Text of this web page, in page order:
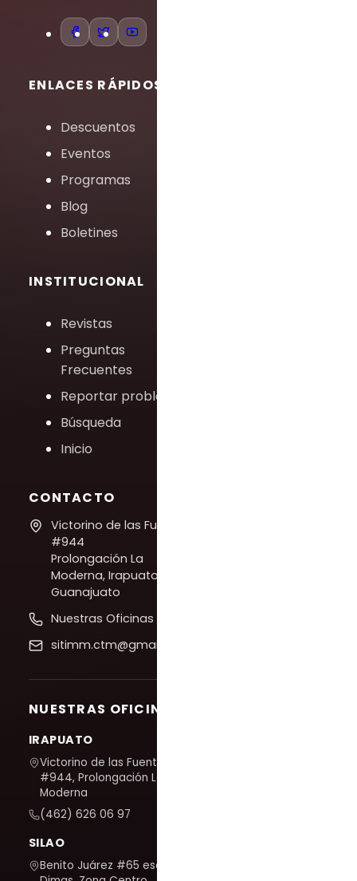
ENLACES RÁPIDOS
Descuentos
Eventos
Programas
Blog
Boletines
INSTITUCIONAL
Revistas
Preguntas
Frecuentes
Reportar problema
Búsqueda
Inicio
CONTACTO
Victorino de las Fuentes
#944
Prolongación La
Moderna, Irapuato,
Guanajuato
Nuestras Oficinas
sitimm.ctm@gmail.com
NUESTRAS OFICINAS
IRAPUATO
Victorino de las Fuentes
#944, Prolongación La
Moderna
(462) 626 06 97
SILAO
Benito Juárez #65 esq. San